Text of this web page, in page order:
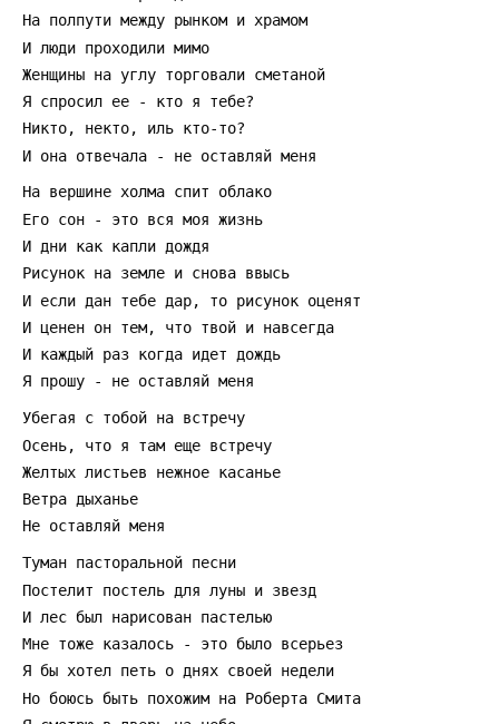
ассоциируется с танцевальным стилем, пришедшим из
Австралии, и этот контраст — медитативный текст
против танцевального ярлыка — даёт треку
дополнительную долю загадки. Песня хорошо работает
в спокойных живых сетах и в акустических вечерах: её
можно ставить на барных площадках, в небольших
клубах или в плейлисте для длинных вечерних поездок.
За счёт простых гармоний и повторяющихся образов
«Шафл» легко запомнить и подпевать, а при желании
аранжировку можно расширить: добавить перкуссию
шаффл-стиля, легкую пластинку или струнную
подкладку. Для слушателя, который ценит текстуру и
настроение больше, чем виртуозную игру, трек
окажется уютным и немного горьким воспоминанием о
местах и людях, которые проходят мимо. При недостатке
точных данных о релизе и истории стоит воспринимать
«Шафл» как камерный кусок в каталоге «Точки росы»,
который оставляет больше вопросов, чем ответов — и
именно это делает его любопытным для повторных
прослушиваний.